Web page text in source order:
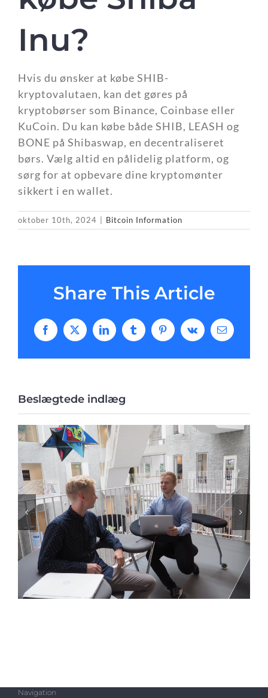
Inu?
Hvis du ønsker at købe SHIB-
kryptovalutaen, kan det gøres på
kryptobørser som Binance, Coinbase eller
KuCoin. Du kan købe både SHIB, LEASH og
BONE på Shibaswap, en decentraliseret
børs. Vælg altid en pålidelig platform, og
sørg for at opbevare dine kryptomønter
sikkert i en wallet.
oktober 10th, 2024 Bitcoin Information
Share This Article
Facebook
X LinkedInTumblrPinterestVk
E-
mail
Beslægtede indlæg
Navigation